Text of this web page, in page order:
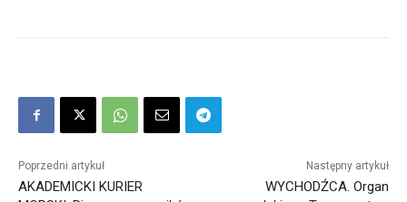
Poprzedni artykuł
AKADEMICKI KURIER
Następny artykuł
WYCHODŹCA. Organ